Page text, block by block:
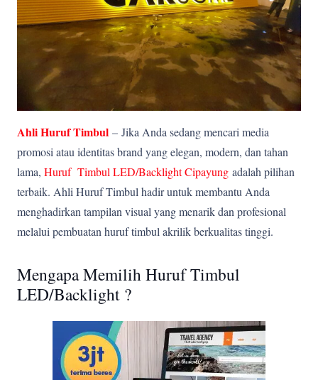
Ahli Huruf Timbul – Jika Anda sedang mencari media
promosi atau identitas brand yang elegan, modern, dan tahan
lama, Huruf Timbul LED/Backlight Cipayung adalah pilihan
terbaik. Ahli Huruf Timbul hadir untuk membantu Anda
menghadirkan tampilan visual yang menarik dan profesional
melalui pembuatan huruf timbul akrilik berkualitas tinggi.
Mengapa Memilih Huruf Timbul
LED/Backlight ?